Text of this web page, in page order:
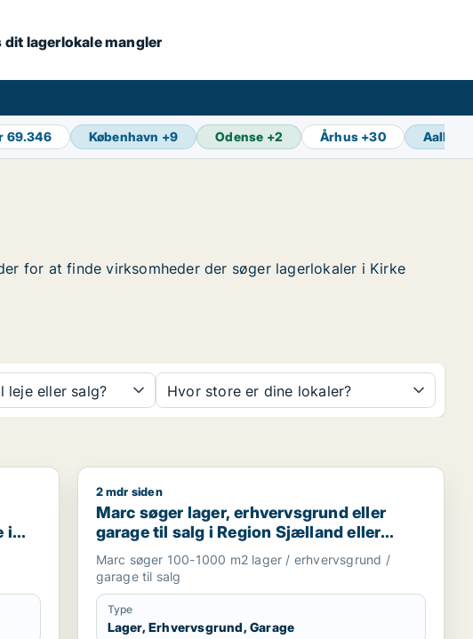
dit lagerlokale mangler
69.346 København +9 Odense +2 Århus +30 Aalborg
for at finde virksomheder der søger lagerlokaler i Kirke
leje eller salg? Hvor store er dine lokaler?
eller garage til leje i Region Sjælland
i
Marc søger lager, erhvervsgrund eller garage til salg
2 mdr siden
Marc søger lager, erhvervsgrund eller
garage til salg i Region Sjælland eller
Nordsjælland
Marc søger 100-1000 m2 lager / erhvervsgrund /
garage til salg
Type
Lager, Erhvervsgrund, Garage